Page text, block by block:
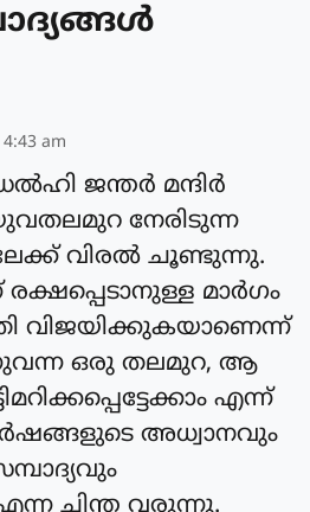
am
ജന്തർ മന്ദിർ
നേരിടുന്ന
വിരൽ ചൂണ്ടുന്നു.
രക്ഷപ്പെടാനുള്ള മാർഗം
വിജയിക്കുകയാണെന്ന്
ഒരു തലമുറ, ആ
എന്ന്
അധ്വാനവും